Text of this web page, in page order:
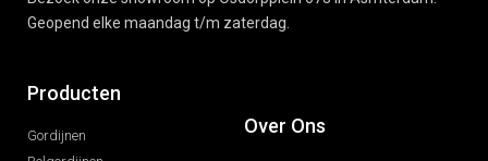
Geopend elke maandag t/m zaterdag.
Producten
Gordijnen
Over Ons